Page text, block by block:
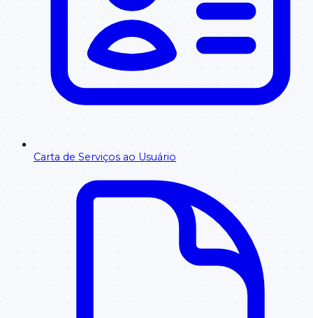
Carta de Serviços ao Usuário